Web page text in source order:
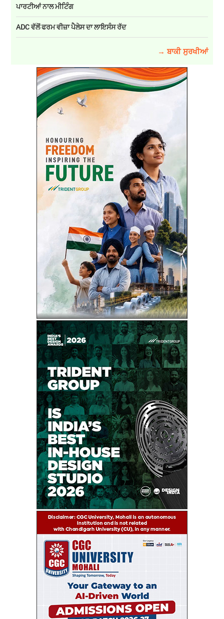
ਪਾਰਟੀਆਂ ਨਾਲ ਮੀਟਿੰਗ
ADC ਵੱਲੋਂ ਫਰਮ ਵੀਜ਼ਾ ਪੈਲੇਸ ਦਾ ਲਾਇਸੰਸ ਰੱਦ
→ ਬਾਕੀ ਸੁਰਖੀਆਂ